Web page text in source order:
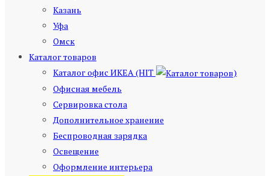
Казань
Уфа
Омск
Каталог товаров
Каталог офис ИКЕА (HIT
)
Офисная мебель
Сервировка стола
Дополнительное хранение
Беспроводная зарядка
Освещение
Оформление интерьера